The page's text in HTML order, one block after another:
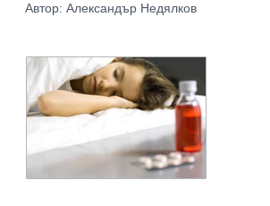
Автор: Александър Недялков